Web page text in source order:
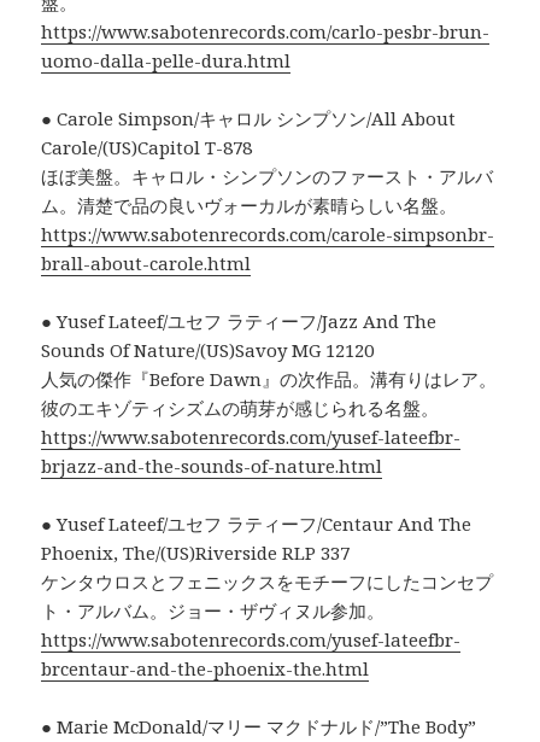
https://www.sabotenrecords.com/carlo-pesbr-brun-
uomo-dalla-pelle-dura.html
● Carole Simpson/キャロル シンプソン/All About
Carole/(US)Capitol T-878
ほぼ美盤。キャロル・シンプソンのファースト・アルバ
ム。清楚で品の良いヴォーカルが素晴らしい名盤。
https://www.sabotenrecords.com/carole-simpsonbr-
brall-about-carole.html
● Yusef Lateef/ユセフ ラティーフ/Jazz And The
Sounds Of Nature/(US)Savoy MG 12120
人気の傑作『Before Dawn』の次作品。溝有りはレア。
彼のエキゾティシズムの萌芽が感じられる名盤。
https://www.sabotenrecords.com/yusef-lateefbr-
brjazz-and-the-sounds-of-nature.html
● Yusef Lateef/ユセフ ラティーフ/Centaur And The
Phoenix, The/(US)Riverside RLP 337
ケンタウロスとフェニックスをモチーフにしたコンセプ
ト・アルバム。ジョー・ザヴィヌル参加。
https://www.sabotenrecords.com/yusef-lateefbr-
brcentaur-and-the-phoenix-the.html
● Marie McDonald/マリー マクドナルド/”The Body”